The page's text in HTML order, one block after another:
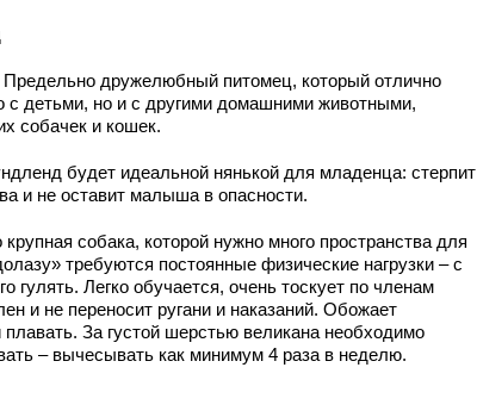
дружелюбный питомец, который отлично
с детьми, но и с другими домашними животными,
собачек и кошек.
будет идеальной нянькой для младенца: стерпит
и не оставит малыша в опасности.
собака, которой нужно много пространства для
требуются постоянные физические нагрузки – с
гулять. Легко обучается, очень тоскует по членам
и не переносит ругани и наказаний. Обожает
плавать. За густой шерстью великана необходимо
– вычесывать как минимум 4 раза в неделю.